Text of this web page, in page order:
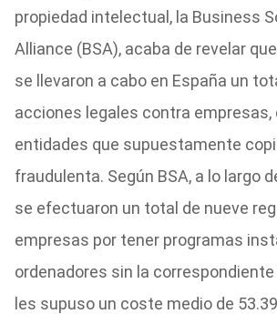
propiedad intelectual, la Business
Alliance (BSA), acaba de revelar
se llevaron a cabo en España un
acciones legales contra
entidades que supuestamente
fraudulenta. Según BSA, a lo largo
se efectuaron un total de nueve
empresas por tener programas
ordenadores sin la correspondiente
les supuso un coste medio de